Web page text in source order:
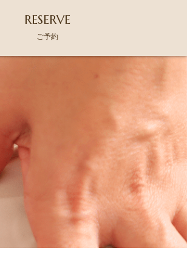
RESERVE
ご予約